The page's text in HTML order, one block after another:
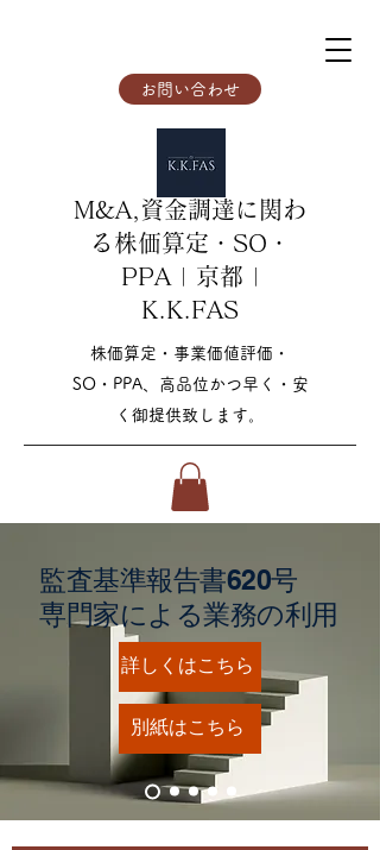
お問い合わせ
M&A,資金調達に関わ
る株価算定・SO・
PPA | 京都 |
K.K.FAS
株価算定・事業価値評価・
SO・PPA、高品位かつ早く・安
く御提供致します。
監査基準報告書620号
​専門家による業務の利用
詳しくはこちら
別紙はこちら